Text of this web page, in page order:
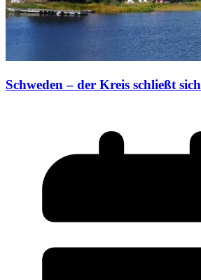
Schweden – der Kreis schließt sich